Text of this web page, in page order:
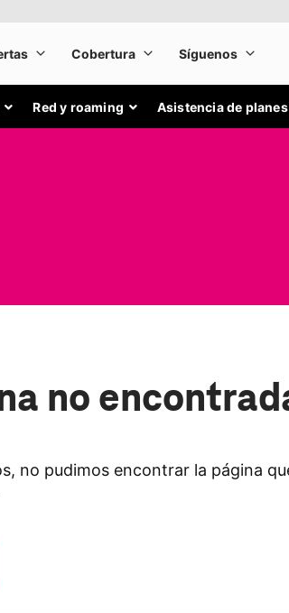
Red y roaming Asistencia de planes